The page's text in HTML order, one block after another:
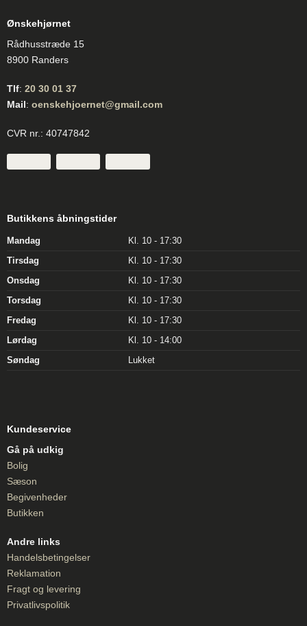
Ønskehjørnet
Rådhusstræde 15
8900 Randers
Tlf: 20 30 01 37
Mail: oenskehjoernet@gmail.com
CVR nr.: 40747842
Butikkens åbningstider
Mandag
Kl. 10 - 17:30
Tirsdag
Kl. 10 - 17:30
Onsdag
Kl. 10 - 17:30
Torsdag
Kl. 10 - 17:30
Fredag
Kl. 10 - 17:30
Lørdag
Kl. 10 - 14:00
Søndag
Lukket
Kundeservice
Gå på udkig
Bolig
Sæson
Begivenheder
Butikken
Andre links
Handelsbetingelser
Reklamation
Fragt og levering
Privatlivspolitik